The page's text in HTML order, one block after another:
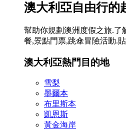
澳大利亞自由行的
幫助你規劃澳洲度假之旅.了
餐,景點門票,跳傘冒險活動.
澳大利亞熱門目的地
雪梨
墨爾本
布里斯本
凱恩斯
黃金海岸